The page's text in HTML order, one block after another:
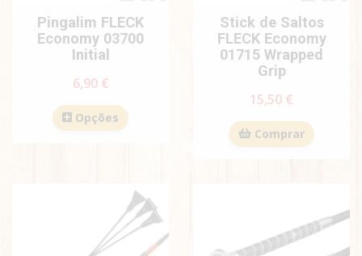
Pingalim FLECK
Economy 03700
Initial
6,90 €
Opções
Stick de Saltos
FLECK Economy
01715 Wrapped
Grip
15,50 €
Comprar